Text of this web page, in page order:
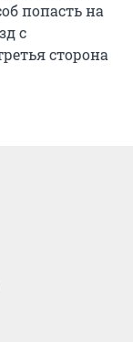
попасть на
с
сторона